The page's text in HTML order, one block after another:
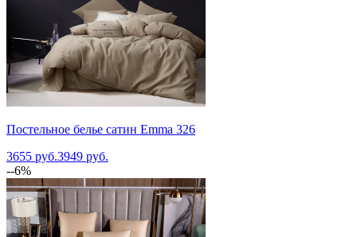
Постельное белье сатин Emma 326
3655 руб.3949 руб.
--6%